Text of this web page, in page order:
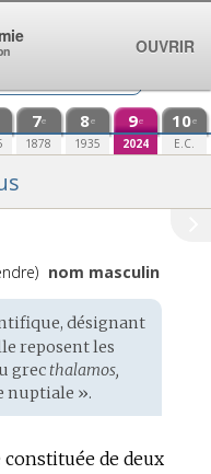
7e
1878
8e
1935
9e
2024
10e
E.C.
nom masculin
, désignant
reposent les
grecthalamos,
nuptiale ».
de deux
OUVRIR